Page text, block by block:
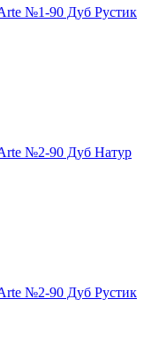
№1-90 Дуб Рустик
№2-90 Дуб Натур
№2-90 Дуб Рустик